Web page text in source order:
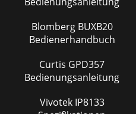
Blomberg BUXB20
Bedienerhandbuch
Curtis GPD357
Bedienungsanleitung
Vivotek IP8133